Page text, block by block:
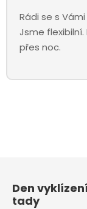
Rádi se s
Jsme
přes noc.
Den
tady